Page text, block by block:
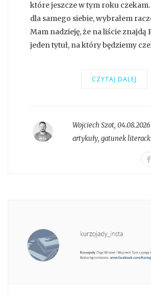
które jeszcze w tym roku
dla samego siebie, wybrałem
Mam nadzieję, że na liście znajdą
jeden tytuł, na który będziemy
CZYTAJ DALEJ
Wojciech Szot,
artykuły, gatunek